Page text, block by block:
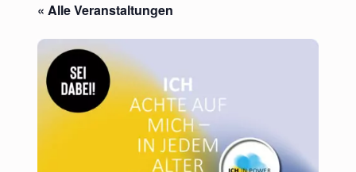
« Alle Veranstaltungen